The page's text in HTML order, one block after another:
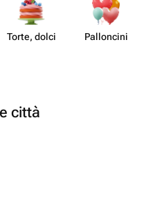
Torte, dolci Pall​oncini
città